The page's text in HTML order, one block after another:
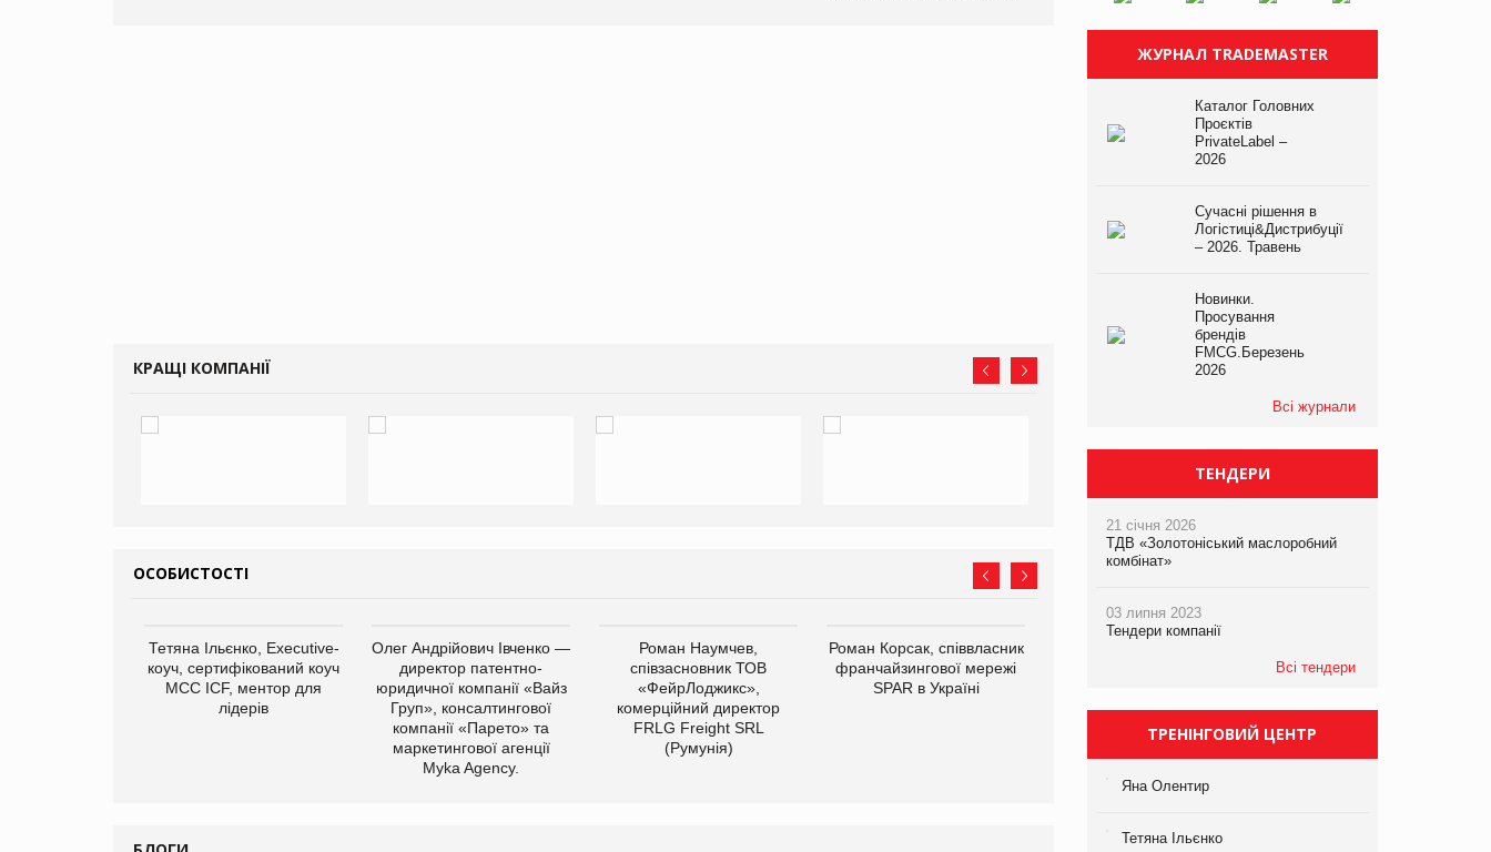
КРАЩІ КОМПАНІЇ
ОСОБИСТОСТІ
Тетяна Ільєнко, Executive-
коуч, сертифікований коуч
МСС ICF, ментор для
лідерів
Олег Андрійович Івченко —
директор патентно-
юридичної компанії «Вайз
Груп», консалтингової
компанії «Парето» та
маркетингової агенції
Myka Agency.
Роман Наумчев,
співзасновник ТОВ
«ФейрЛоджикс»,
комерційний директор
FRLG Freight SRL
(Румунія)
Роман Корсак, співвласник
франчайзингової мережі
SPAR в Україні
виробництва
компанії «УкраМарин»
ЖУРНАЛ TRADEMASTER
Каталог Головних
Проєктів
PrivateLabel –
2026
Сучасні рішення в
Логістиці&Дистрибуції
– 2026. Травень
Новинки.
Просування
брендів
FMCG.Березень
2026
Всі журнали
ТЕНДЕРИ
21 січня 2026
ТДВ «Золотоніський маслоробний
комбінат»
03 липня 2023
Тендери компанії
Всі тендери
ТРЕНІНГОВИЙ ЦЕНТР
Яна Олентир
Тетяна Ільєнко